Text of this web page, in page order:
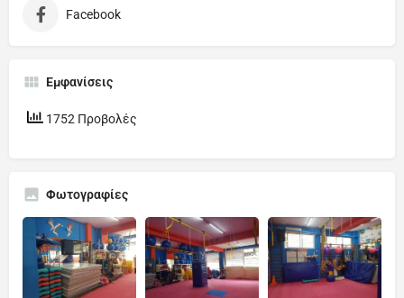
Facebook
Εμφανίσεις
1752 Προβολές
Φωτογραφίες